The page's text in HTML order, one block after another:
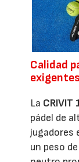
Calidad
exigentes
La CRIVIT
pádel de
jugadores
un peso